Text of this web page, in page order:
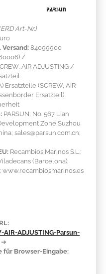
Art-Nr.)
Versand: 84099900
/
AIR ADJUSTING /
Ersatzteile (SCREW, AIR
Ersatzteil)
PARSUN; No. 567 Lian
Zone Suzhou
sales@parsun.com.cn;
Recambios Marinos S.L.;
(Barcelona);
www.recambiosmarinos.es
ADJUSTING-Parsun-
➔
für Browser-Eingabe: